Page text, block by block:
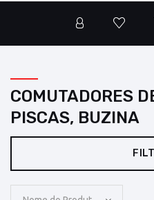
COMUTADORES
PISCAS, BUZINA